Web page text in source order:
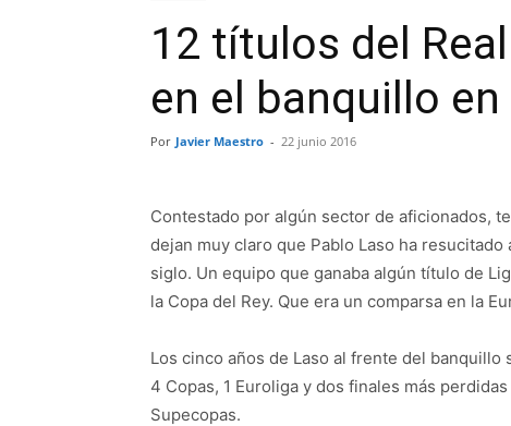
12 títulos del
en el banquillo
Por Javier Maestro - 22 junio 2016
Contestado por algún sector de aficionados,
dejan muy claro que Pablo Laso ha
siglo. Un equipo que ganaba algún título de
la Copa del Rey. Que era un comparsa en la
Los cinco años de Laso al frente del
4 Copas, 1 Euroliga y dos finales más
Supecopas.